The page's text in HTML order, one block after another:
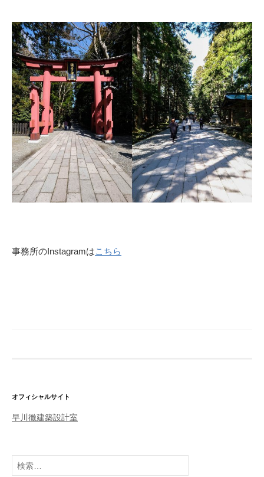
事務所のInstagramはこちら
オフィシャルサイト
早川徹建築設計室
検
索